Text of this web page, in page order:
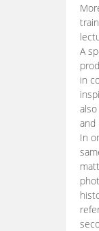
A
in
and
In